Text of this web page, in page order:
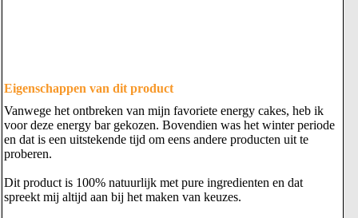
Eigenschappen van dit product
Vanwege het ontbreken van mijn favoriete energy cakes, heb ik
voor deze energy bar gekozen. Bovendien was het winter periode
en dat is een uitstekende tijd om eens andere producten uit te
proberen.
Dit product is 100% natuurlijk met pure ingredienten en dat
spreekt mij altijd aan bij het maken van keuzes.